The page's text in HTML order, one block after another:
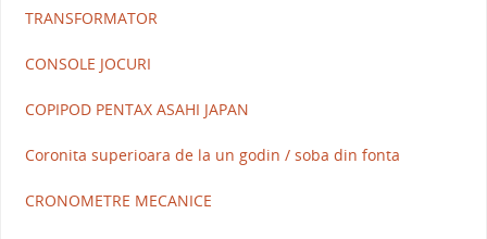
TRANSFORMATOR
CONSOLE JOCURI
COPIPOD PENTAX ASAHI JAPAN
Coronita superioara de la un godin / soba din fonta
CRONOMETRE MECANICE